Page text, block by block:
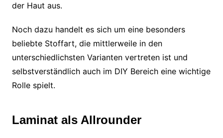
der Haut aus.
Noch dazu handelt es sich um eine besonders
beliebte Stoffart, die mittlerweile in den
unterschiedlichsten Varianten vertreten ist und
selbstverständlich auch im DIY Bereich eine wichtige
Rolle spielt.
Laminat als Allrounder